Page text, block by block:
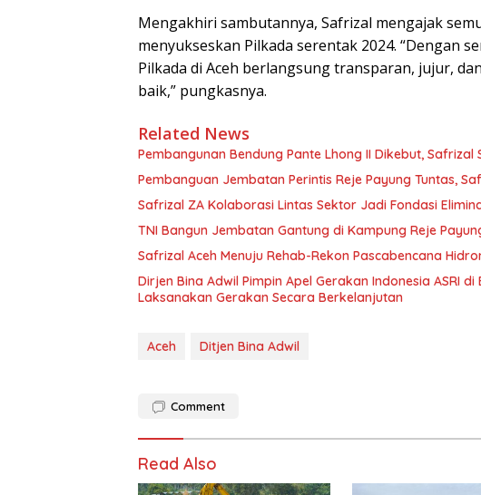
Mengakhiri sambutannya, Safrizal mengajak
menyukseskan Pilkada serentak 2024. “Dengan
Pilkada di Aceh berlangsung transparan, jujur,
baik,” pungkasnya.
Related News
Pembangunan Bendung Pante Lhong II Dikebut, Safrizal
Pembanguan Jembatan Perintis Reje Payung Tuntas,
Safrizal ZA Kolaborasi Lintas Sektor Jadi Fondasi
TNI Bangun Jembatan Gantung di Kampung Reje
Safrizal Aceh Menuju Rehab-Rekon Pascabencana
Dirjen Bina Adwil Pimpin Apel Gerakan Indonesia ASRI
Laksanakan Gerakan Secara Berkelanjutan
Aceh Ditjen Bina Adwil
Comment
Read Also